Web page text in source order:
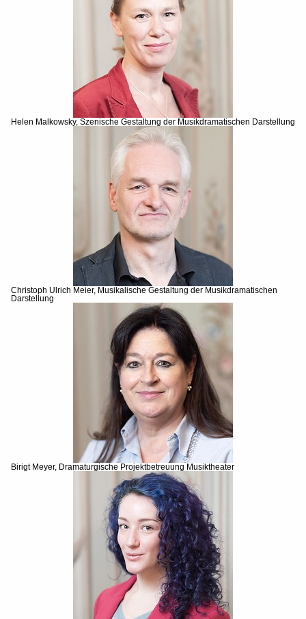
Helen Malkowsky, Szenische Gestaltung der Musikdramatischen Darstellung
Christoph Ulrich Meier, Musikalische Gestaltung der Musikdramatischen
Darstellung
Birigt Meyer, Dramaturgische Projektbetreuung Musiktheater